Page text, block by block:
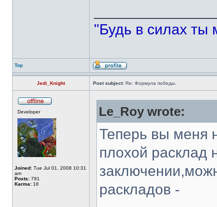
"Будь в силах ты
Top
Jedi_Knight Post subject: Re: Формула победы.
Developer
Joined: Tue Jul 01, 2008 10:31
am
Posts: 791
Karma: 18
Le_Roy wrote:
Теперь вы меня
плохой
раскладов -